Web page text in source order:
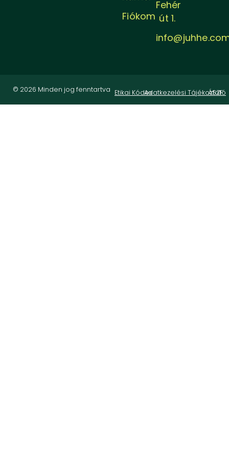
Fiókom
Fehér
út 1.
© 2026 Minden jog fenntartva Etikai KódexAdatkezelési Tájékoztató
ÁSZF